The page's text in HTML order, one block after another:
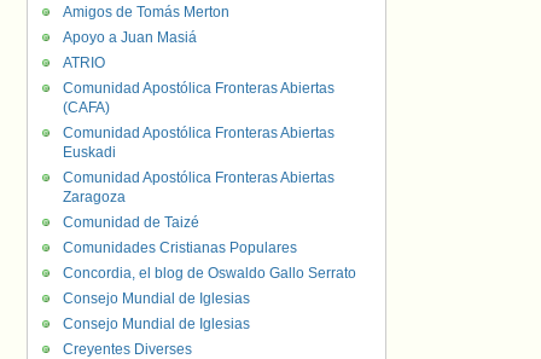
Amigos de Tomás Merton
Apoyo a Juan Masiá
ATRIO
Comunidad Apostólica Fronteras Abiertas
(CAFA)
Comunidad Apostólica Fronteras Abiertas
Euskadi
Comunidad Apostólica Fronteras Abiertas
Zaragoza
Comunidad de Taizé
Comunidades Cristianas Populares
Concordia, el blog de Oswaldo Gallo Serrato
Consejo Mundial de Iglesias
Consejo Mundial de Iglesias
Creyentes Diverses